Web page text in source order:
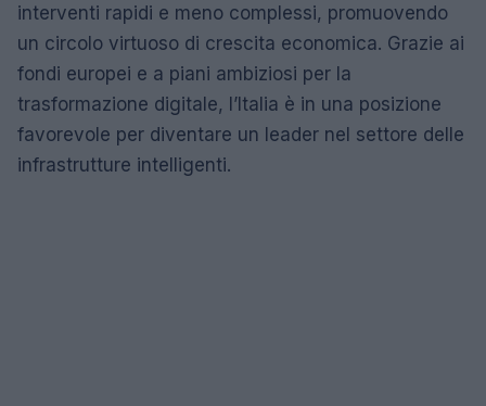
interventi rapidi e meno complessi, promuovendo
un circolo virtuoso di crescita economica. Grazie ai
fondi europei e a piani ambiziosi per la
trasformazione digitale, l’Italia è in una posizione
favorevole per diventare un leader nel settore delle
infrastrutture intelligenti.